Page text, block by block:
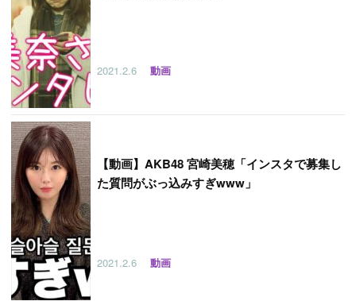
2021.2.6 動画
【動画】AKB48 宮崎美穂「インスタで募集し
た質問がぶっ込みすぎwww」
2021.2.6 動画